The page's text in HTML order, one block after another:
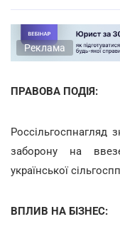
Реклама
ПРАВОВА ПОДІЯ:
Россільгоспнагляд
заборону на
української
ВПЛИВ НА БІЗНЕС: